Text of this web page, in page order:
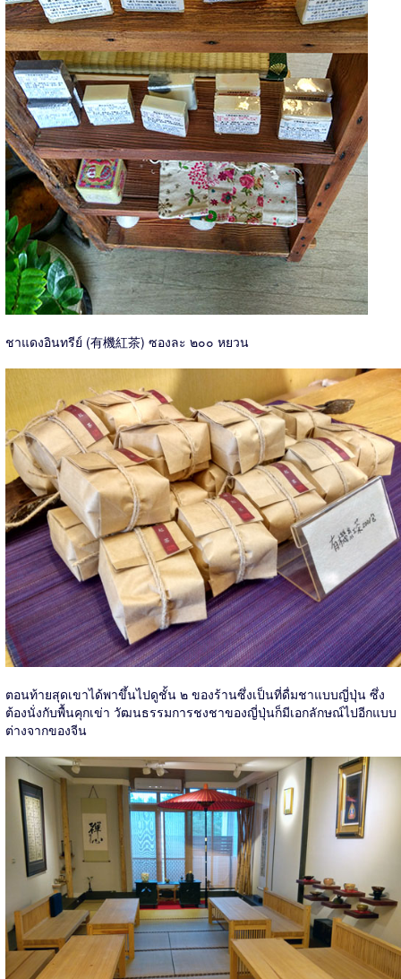
ชาแดงอินทรีย์ (有機紅茶) ซองละ ๒๐๐ หยวน
ตอนท้ายสุดเขาได้พาขึ้นไปดูชั้น ๒ ของร้านซึ่งเป็นที่ดื่มชาแบบญี่ปุ่น ซึ่ง
ต้องนั่งกับพื้นคุกเข่า วัฒนธรรมการชงชาของญี่ปุ่นก็มีเอกลักษณ์ไปอีกแบบ
ต่างจากของจีน